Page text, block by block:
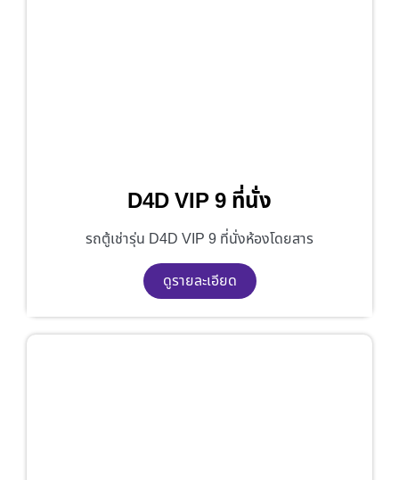
D4D VIP 9 ที่นั่ง
รถตู้เช่ารุ่น D4D VIP 9 ที่นั่งห้องโดยสาร
ดูรายละเอียด